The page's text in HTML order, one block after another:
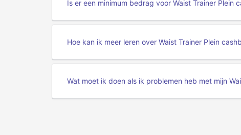
Is er een minimum bedrag voor Waist Trainer Plein
Hoe kan ik meer leren over Waist Trainer Plein
Wat moet ik doen als ik problemen heb met mijn